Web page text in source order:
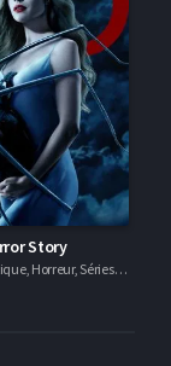
Story
Drame, Fantastique, Horreur, Séries VF